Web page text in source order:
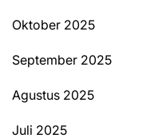
Oktober 2025
September 2025
Agustus 2025
Juli 2025